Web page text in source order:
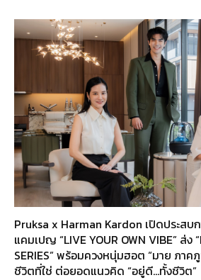
Pruksa x Harman Kardon เปิดประสบ
แคมเปญ “LIVE YOUR OWN VIBE” ส่ง
SERIES” พร้อมควงหนุ่มฮอต “มาย ภาค
ชีวิตที่ใช่ ต่อยอดแนวคิด “อยู่ดี…ทั้งชีวิต”